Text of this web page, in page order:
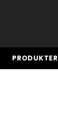
PRODUKTER